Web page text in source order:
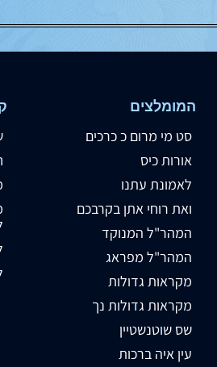
המומלצים
סט מי מרום כ כרכים
אורות כיס
לאמונת עתנו
ואת רוחי אתן בקרבכם
המהר"ל המנוקד
המהר"ל מפראג
מקראות גדולות
מקראות גדולות נך
שס שוטנשטיין
עין איה ברכות